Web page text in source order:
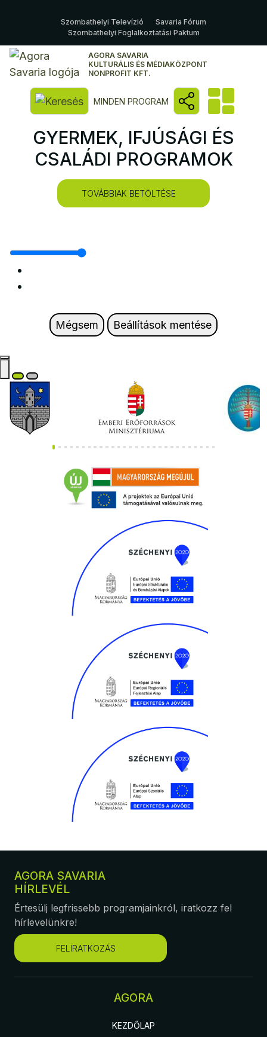
Szombathelyi Televízió
Savaria Fórum
Szombathelyi Foglalkoztatási Paktum
AGORA SAVARIA
KULTURÁLIS ÉS MÉDIAKÖZPONT
NONPROFIT KFT.
Kereső megnyitása
MINDEN PROGRAM
GYERMEK, IFJÚSÁGI ÉS
CSALÁDI PROGRAMOK
TOVÁBBIAK BETÖLTÉSE
Mégsem Beállítások mentése
AGORA SAVARIA
HÍRLEVÉL
Értesülj legfrissebb programjainkról, iratkozz fel
hírlevelünkre!
FELIRATKOZÁS
AGORA
KEZDŐLAP